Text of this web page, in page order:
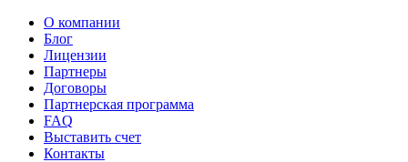
О компании
Блог
Лицензии
Партнеры
Договоры
Партнерская программа
FAQ
Выставить счет
Контакты